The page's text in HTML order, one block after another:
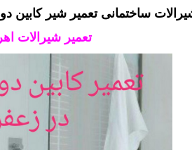
ساختمانی تعمیر شیر
تعمیر شیرالات